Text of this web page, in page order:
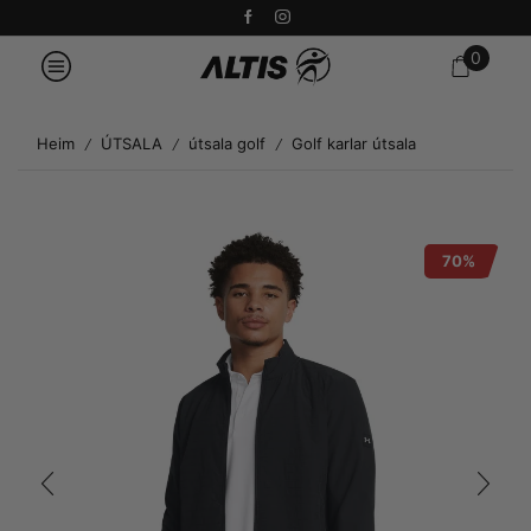
0
Heim / ÚTSALA / útsala golf / Golf karlar útsala
70%